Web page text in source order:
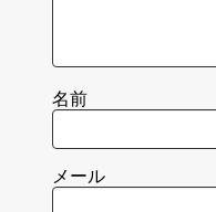
名前
メール